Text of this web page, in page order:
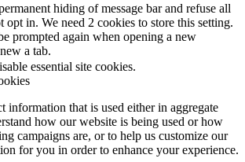
hiding of message bar and refuse all
in. We need 2 cookies to store this setting.
prompted again when opening a new
a tab.
essential site cookies.
information that is used either in aggregate
how our website is being used or how
campaigns are, or to help us customize our
for you in order to enhance your experience.